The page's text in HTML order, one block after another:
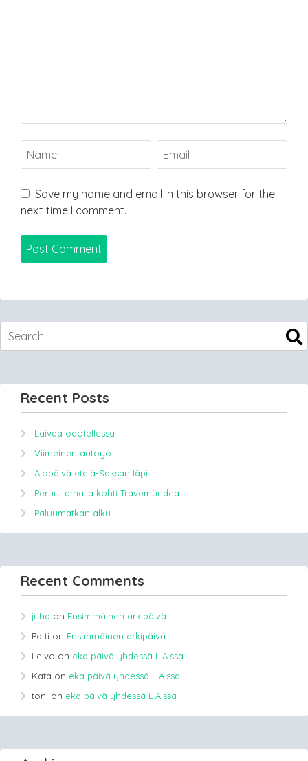
Save my name and email in this browser for the
next time I comment.
Recent Posts
Laivaa odotellessa
Viimeinen autoyö
Ajopäivä etelä-Saksan läpi
Peruuttamalla kohti Travemündea
Paluumatkan alku
Recent Comments
juha on Ensimmäinen arkipäivä
Patti on Ensimmäinen arkipäivä
Leivo on eka päivä yhdessä L.A.ssa
Kata on eka päivä yhdessä L.A.ssa
toni on eka päivä yhdessä L.A.ssa